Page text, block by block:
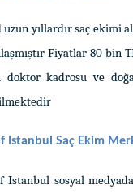
uzun yıllardır saç ekimi
Fiyatlar 80 bin
doktor kadrosu ve
Istanbul Saç Ekim
Istanbul sosyal